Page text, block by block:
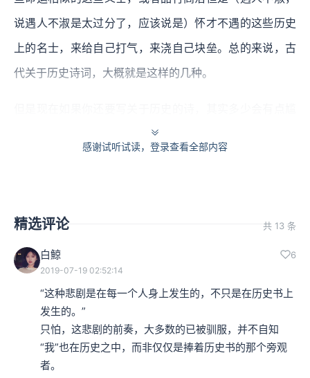
说遇人不淑是太过分了，应该说是）怀才不遇的这些历史
上的名士，来给自己打气，来浇自己块垒。总的来说，古
代关于历史诗词，大概就是这样的几种。
尬，因为我们读者从诗所期待的，不再是一种教化，更加
其实有句话说的特别好———历史都是当代史，我们如果
要从历史中找到当代的成分，我们首先要重建当代的普通
人的历史话语权。
这个重建的方式，就是通过对历史上的普通人、历史上的
小人物的重视，夺回了历史到底是属于什么人的，这么一
个权利。
感谢试听试读，登录查看全部内容
精选评论 共 13 条
白鯨 6
2019-07-19 02:52:14
“这种悲剧是在每一个人身上发生的，不只是在历史书上
发生的。”
只怕，这悲剧的前奏，大多数的已被驯服，并不自知
“我”也在历史之中，而非仅仅是捧着历史书的那个旁观
者。